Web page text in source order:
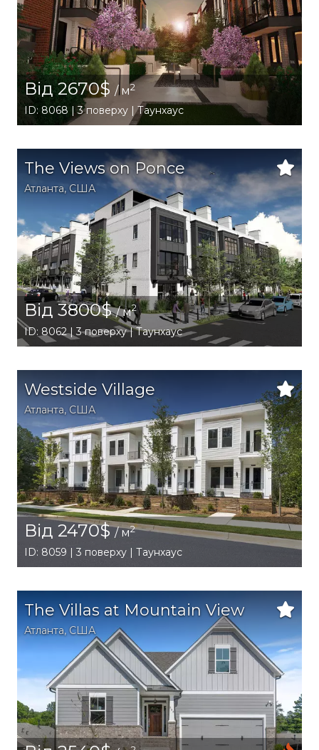
Від 2670$ / м2
ID: 8068 | 3 поверху | Таунхаус
The Views on Ponce
Атланта, США
Від 3800$/ м2
ID: 8062 | 3 поверху | Таунхаус
Westside Village
Атланта, США
Від 2470$/ м2
ID: 8059 | 3 поверху | Таунхаус
The Villas at Mountain View
Атланта, США